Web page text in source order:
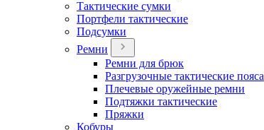
Тактические сумки
Портфели тактические
Подсумки
Ремни
Ремни для брюк
Разгрузочные тактические пояса
Плечевые оружейные ремни
Подтяжки тактические
Пряжки
Кобуры